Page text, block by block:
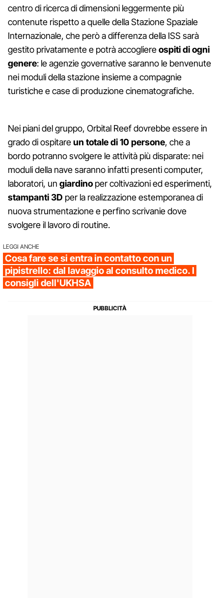
centro di ricerca di dimensioni leggermente più
contenute rispetto a quelle della Stazione Spaziale
Internazionale, che però a differenza della ISS sarà
gestito privatamente e potrà accogliereospiti di ogni
genere: le agenzie governative saranno le benvenute
nei moduli della stazione insieme a compagnie
turistiche e case di produzione cinematografiche.
Nei piani del gruppo, Orbital Reef dovrebbe essere in
grado di ospitareun totale di 10 persone, che a
bordo potranno svolgere le attività più disparate: nei
moduli della nave saranno infatti presenti computer,
laboratori, un giardino per coltivazioni ed esperimenti,
stampanti 3D per la realizzazione estemporanea di
nuova strumentazione e perfino scrivanie dove
svolgere il lavoro di routine.
LEGGI ANCHE
Cosa fare se si entra in contatto con un
pipistrello: dal lavaggio al consulto medico. I
consigli dell'UKHSA